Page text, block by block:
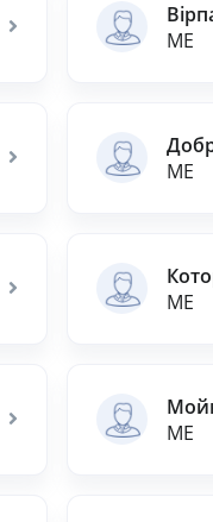
ME
ME
ME
ME